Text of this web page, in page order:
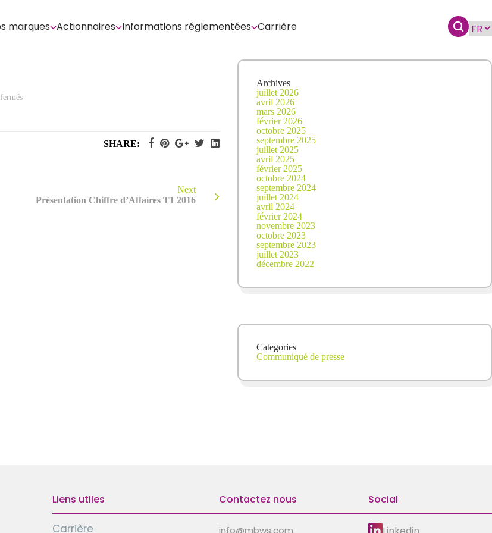
marques Actionnaires Informations réglementées Carrière
sur
SHARE:
Next
Présentation Chiffre d’Affaires T1 2016
Archives
juillet 2026
avril 2026
mars 2026
février 2026
octobre 2025
septembre 2025
juillet 2025
avril 2025
février 2025
octobre 2024
septembre 2024
juillet 2024
avril 2024
février 2024
novembre 2023
octobre 2023
septembre 2023
juillet 2023
décembre 2022
Categories
Communiqué de presse
Liens utiles
Carrière
Contactez nous
info@mbws.com
Social